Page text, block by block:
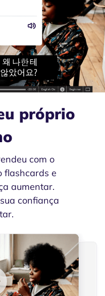
próprio
com o
flashcards e
aumentar.
confiança